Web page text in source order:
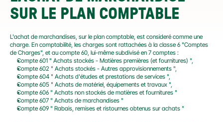
SUR LE PLAN COMPTABLE
L'achat de marchandises, sur le plan comptable, est consideré comme une
charge. En comptabilité, les charges sont rattachées à la classe 6 "Comptes
de Charges", et au compte 60, lui-même subdivisé en 7 comptes :
Compte 601 " Achats stockés - Matières premières (et fournitures) ",
Compte 602 " Achats stockés - Autres approvisionnements ",
Compte 604 " Achats d'études et prestations de services ",
Compte 605 " Achats de matériel, équipements et travaux ",
Compte 606 " Achats non stockés de matières et fournitures "
Compte 607 " Achats de marchandises "
Compte 609 " Rabais, remises et ristournes obtenus sur achats "